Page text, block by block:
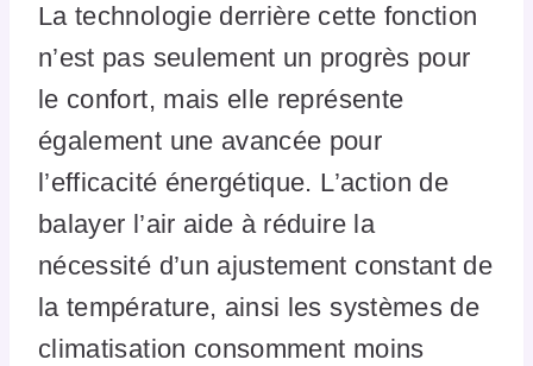
La technologie derrière cette fonction
n’est pas seulement un progrès pour
le confort, mais elle représente
également une avancée pour
l’efficacité énergétique. L’action de
balayer l’air aide à réduire la
nécessité d’un ajustement constant de
la température, ainsi les systèmes de
climatisation consomment moins